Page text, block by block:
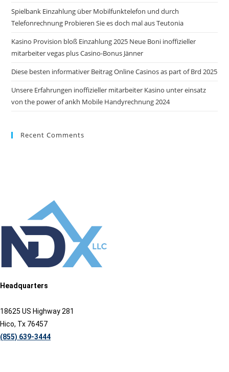
Spielbank Einzahlung über Mobilfunktelefon und durch
Telefonrechnung Probieren Sie es doch mal aus Teutonia
Kasino Provision bloß Einzahlung 2025 Neue Boni inoffizieller
mitarbeiter vegas plus Casino-Bonus Jänner
Diese besten informativer Beitrag Online Casinos as part of Brd 2025
Unsere Erfahrungen inoffizieller mitarbeiter Kasino unter einsatz
von the power of ankh Mobile Handyrechnung 2024
Recent Comments
Headquarters
18625 US Highway 281
Hico, Tx 76457
(855) 639-3444